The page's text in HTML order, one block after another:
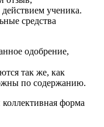
ученика.
средства
одобрение,
так же, как
по содержанию.
форма